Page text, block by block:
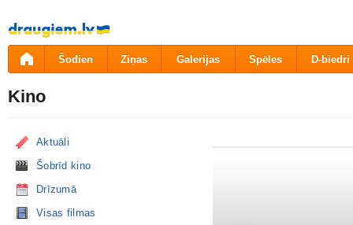
Pāriet
uz
saturu
Šodien Ziņas Galerijas Spēles D-biedri
Kino
Aktuāli
Šobrīd kino
Drīzumā
Visas filmas